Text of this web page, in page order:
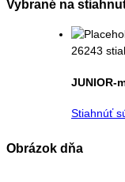
Vybrané na
26243
JUNIOR-
Stiahnúť
Obrázok dňa